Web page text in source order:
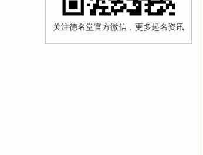
关注德名堂官方微信，更多起名资讯